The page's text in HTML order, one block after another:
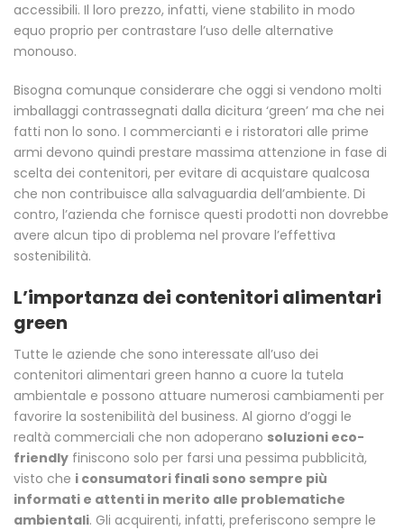
accessibili. Il loro prezzo, infatti, viene stabilito in modo
equo proprio per contrastare l’uso delle alternative
monouso.
Bisogna comunque considerare che oggi si vendono molti
imballaggi contrassegnati dalla dicitura ‘green’ ma che nei
fatti non lo sono. I commercianti e i ristoratori alle prime
armi devono quindi prestare massima attenzione in fase di
scelta dei contenitori, per evitare di acquistare qualcosa
che non contribuisce alla salvaguardia dell’ambiente. Di
contro, l’azienda che fornisce questi prodotti non dovrebbe
avere alcun tipo di problema nel provare l’effettiva
sostenibilità.
L’importanza dei contenitori alimentari
green
Tutte le aziende che sono interessate all’uso dei
contenitori alimentari green hanno a cuore la tutela
ambientale e possono attuare numerosi cambiamenti per
favorire la sostenibilità del business. Al giorno d’oggi le
realtà commerciali che non adoperano soluzioni eco-
friendly finiscono solo per farsi una pessima pubblicità,
visto che i consumatori finali sono sempre più
informati e attenti in merito alle problematiche
ambientali. Gli acquirenti, infatti, preferiscono sempre le